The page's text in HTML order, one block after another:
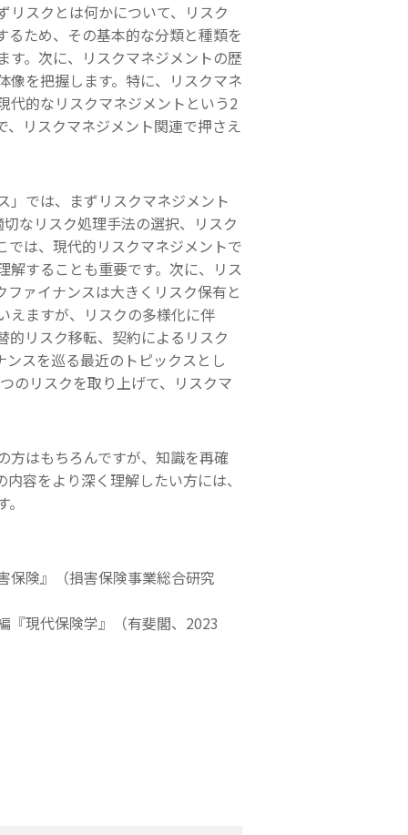
リスクとは何かについて、リスク
るため、その基本的な分類と種類を
。次に、リスクマネジメントの歴
像を把握します。特に、リスクマネ
代的なリスクマネジメントという2
リスクマネジメント関連で押さえ
」では、まずリスクマネジメント
なリスク処理手法の選択、リスク
は、現代的リスクマネジメントで
解することも重要です。次に、リス
ァイナンスは大きくリスク保有と
えますが、リスクの多様化に伴
的リスク移転、契約によるリスク
スを巡る最近のトピックスとし
のリスクを取り上げて、リスクマ
方はもちろんですが、知識を再確
容をより深く理解したい方には、
保険』（損害保険事業総合研究
『現代保険学』（有斐閣、2023